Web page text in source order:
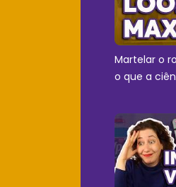
Martelar o
o que a